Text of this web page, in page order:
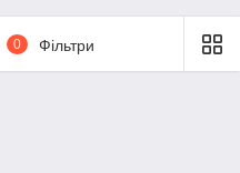
0 Фільтри